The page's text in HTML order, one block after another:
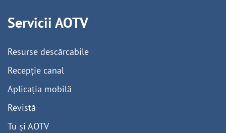
Servicii AOTV
Resurse descărcabile
Recepție canal
Aplicația mobilă
Revistă
Tu și AOTV